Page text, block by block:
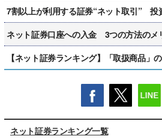
7割以上が利用する証券“ネット取引” 投
ネット証券口座への入金 3つの方法のメ
【ネット証券ランキング】「取扱商品」
ネット証券ランキング一覧